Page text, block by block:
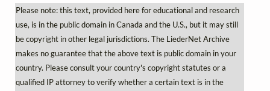
Please note: this text, provided here for educational and research
use, is in the public domain in Canada and the U.S., but it may still
be copyright in other legal jurisdictions. The LiederNet Archive
makes no guarantee that the above text is public domain in your
country. Please consult your country's copyright statutes or a
qualified IP attorney to verify whether a certain text is in the